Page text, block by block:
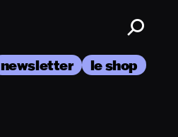
newsletter le shop